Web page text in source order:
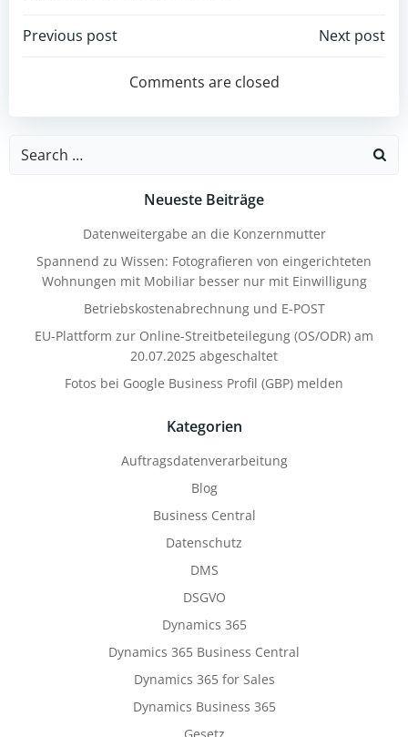
Post
navigation
Previous post
navigation
Next post
Comments are closed
Search
Neueste Beiträge
Datenweitergabe an die Konzernmutter
Spannend zu Wissen: Fotografieren von eingerichteten
Wohnungen mit Mobiliar besser nur mit Einwilligung
Betriebskostenabrechnung und E-POST
EU-Plattform zur Online-Streitbeteilegung (OS/ODR) am
20.07.2025 abgeschaltet
Fotos bei Google Business Profil (GBP) melden
Kategorien
Auftragsdatenverarbeitung
Blog
Business Central
Datenschutz
DMS
DSGVO
Dynamics 365
Dynamics 365 Business Central
Dynamics 365 for Sales
Dynamics Business 365